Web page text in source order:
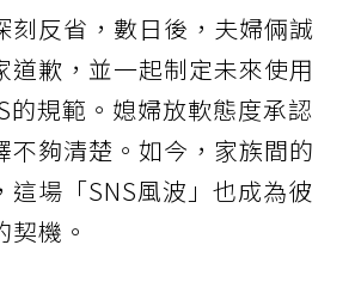
刻反省，數日後，夫婦倆誠
道歉，並一起制定未來使用
的規範。媳婦放軟態度承認
不夠清楚。如今，家族間的
這場「SNS風波」也成為彼
契機。